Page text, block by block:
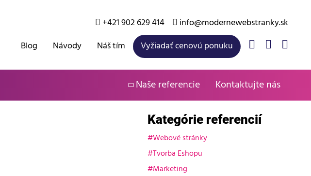
+421 902 629 414
info@modernewebstranky.sk
Blog
Návody Náš tím Vyžiadať cenovú ponuku
Kontaktujte nás
Naše referencie
Kategórie referencií
Webové stránky
Tvorba Eshopu
Marketing